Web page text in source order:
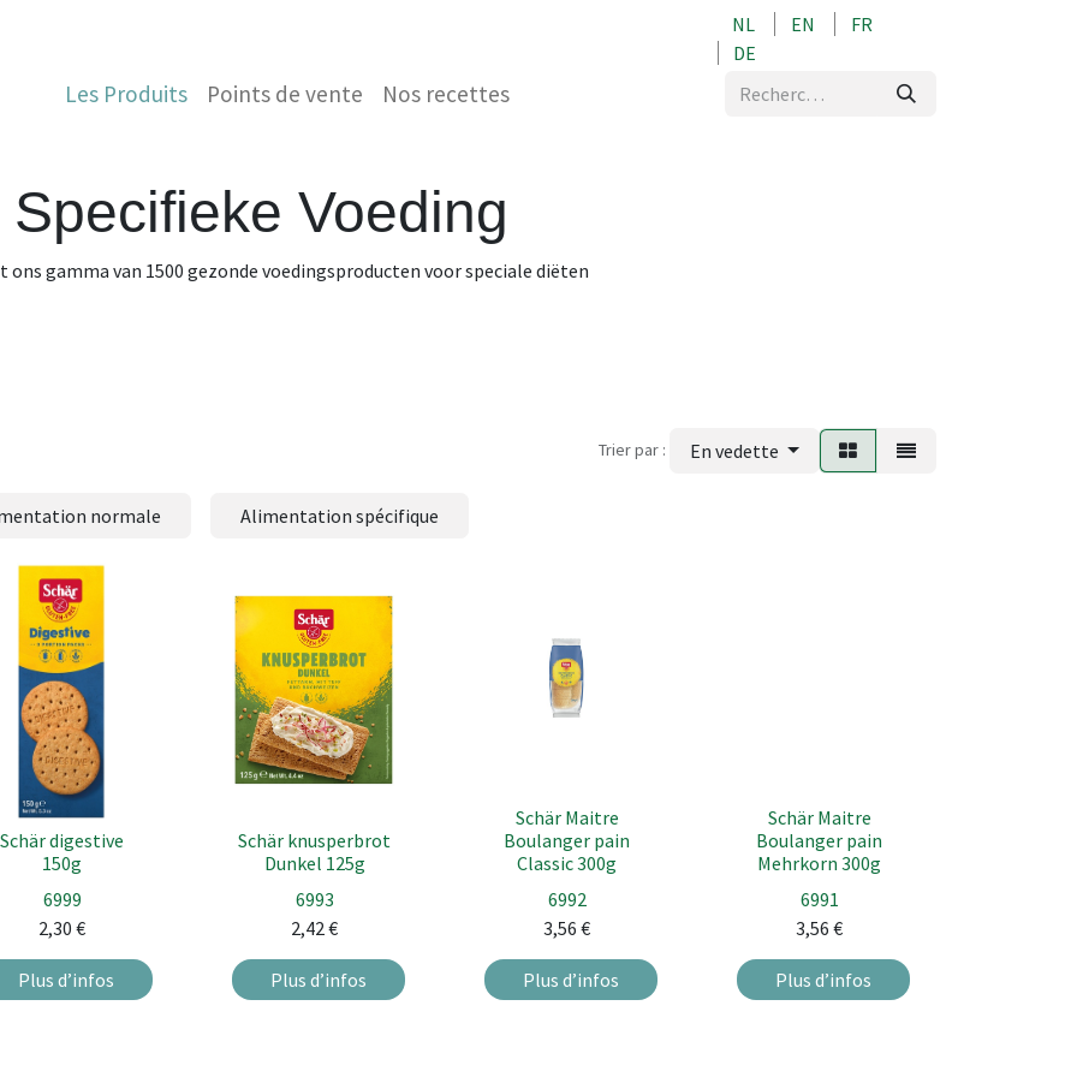
NL EN
FR
DE
Les Produits Points de vente Nos recettes
Specifieke Voeding
ons gamma van 1500 gezonde voedingsproducten voor speciale diëten
Trier par : En vedette
normale Alimentation spécifique
Schär digestive
150g
6999
2,30 €
Plus d’infos
Schär knusperbrot
Dunkel 125g
6993
2,42 €
Plus d’infos
Schär Maitre
Boulanger pain
Classic 300g
6992
3,56 €
Plus d’infos
Schär Maitre
Boulanger pain
Mehrkorn 300g
6991
3,56 €
Plus d’infos